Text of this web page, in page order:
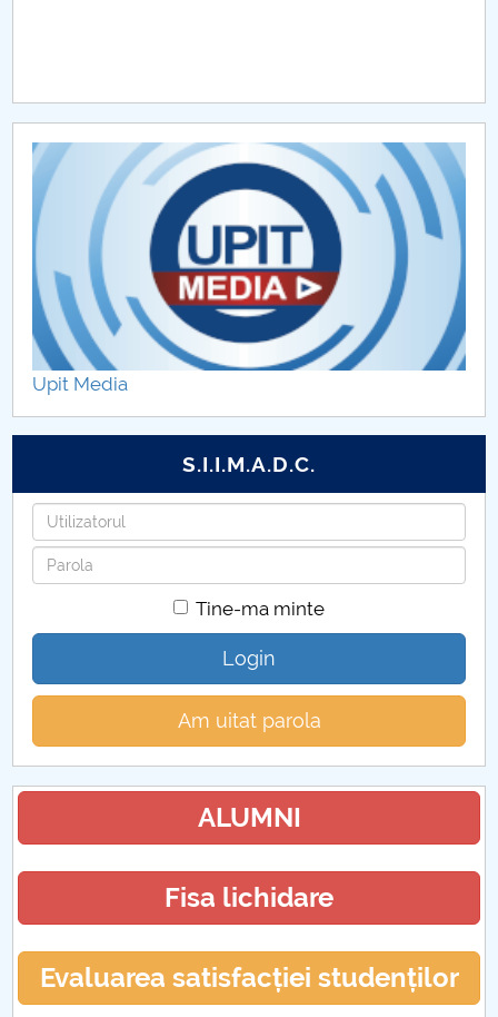
Upit Media
S.I.I.M.A.D.C.
Utilizatorul
Parola
Tine-ma minte
Login
Am uitat parola
ALUMNI
Fisa lichidare
Evaluarea satisfacției studenților